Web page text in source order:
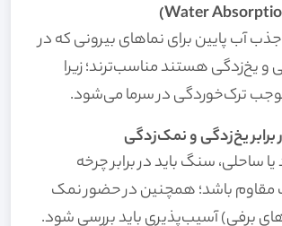
آب پایین برای نماهای بیرونی که در
و یخ‌زدگی هستند مناسب‌ترند؛ زیرا
ترک‌خوردگی در سرما می‌شود.
ساحلی، سنگ باید در برابر چرخه
باشد؛ همچنین در حضور نمک
برفی) آسیب‌پذیری باید بررسی شود.